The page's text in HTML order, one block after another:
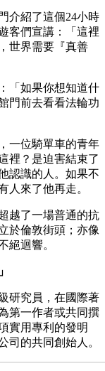
介紹了這個24小時
客們宣講：「這裡
世界需要『真善
「如果你想知道什
門前去看看法輪功
一位騎單車的青年
裡？是迫害結束了
認識的人。如果不
人來了他再走。
越了一場普通的抗
於倫敦街頭；亦像
絕迴響。
研究員，在國際著
第一作者或共同撰
實用專利的發明
司的共同創始人。